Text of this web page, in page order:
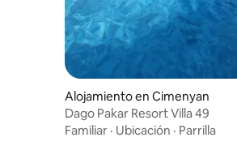
Alojamiento en Cimenyan
Dago Pakar Resort Villa 49
Familiar · Ubicación · Parrilla